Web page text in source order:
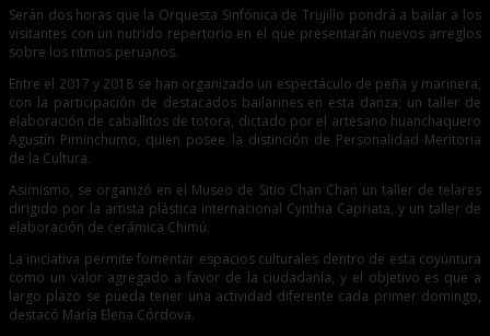
Serán dos horas que la Orquesta Sinfónica de Trujillo pondrá a bailar a los
visitantes con un nutrido repertorio en el que presentarán nuevos arreglos
sobre los ritmos peruanos.
Entre el 2017 y 2018 se han organizado un espectáculo de peña y marinera,
con la participación de destacados bailarines en esta danza; un taller de
elaboración de caballitos de totora, dictado por el artesano huanchaquero
Agustín Piminchumo, quien posee la distinción de Personalidad Meritoria
de la Cultura.
Asimismo, se organizó en el Museo de Sitio Chan Chan un taller de telares
dirigido por la artista plástica internacional Cynthia Capriata, y un taller de
elaboración de cerámica Chimú.
La iniciativa permite fomentar espacios culturales dentro de esta coyuntura
como un valor agregado a favor de la ciudadanía, y el objetivo es que a
largo plazo se pueda tener una actividad diferente cada primer domingo,
destacó María Elena Córdova.